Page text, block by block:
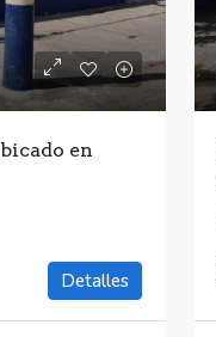
en
Detalles